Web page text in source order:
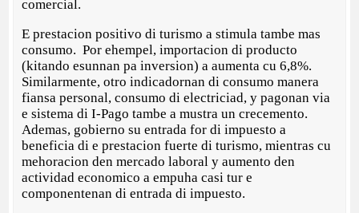
comercial.
E prestacion positivo di turismo a stimula tambe mas
consumo. Por ehempel, importacion di producto
(kitando esunnan pa inversion) a aumenta cu 6,8%.
Similarmente, otro indicadornan di consumo manera
fiansa personal, consumo di electriciad, y pagonan via
e sistema di I-Pago tambe a mustra un crecemento.
Ademas, gobierno su entrada for di impuesto a
beneficia di e prestacion fuerte di turismo, mientras cu
mehoracion den mercado laboral y aumento den
actividad economico a empuha casi tur e
componentenan di entrada di impuesto.